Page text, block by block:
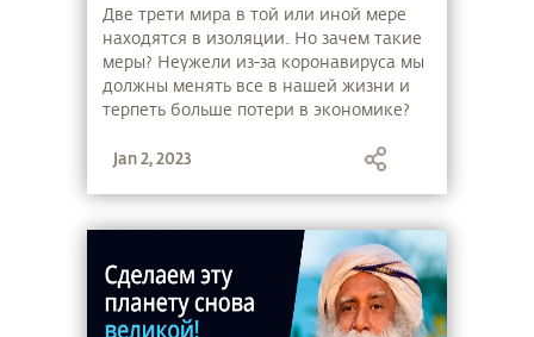
Две трети мира в той или иной мере
находятся в изоляции. Но зачем такие
меры? Неужели из-за коронавируса мы
должны менять все в нашей жизни и
терпеть больше потери в экономике?
Садхгуру.
Jan 2, 2023